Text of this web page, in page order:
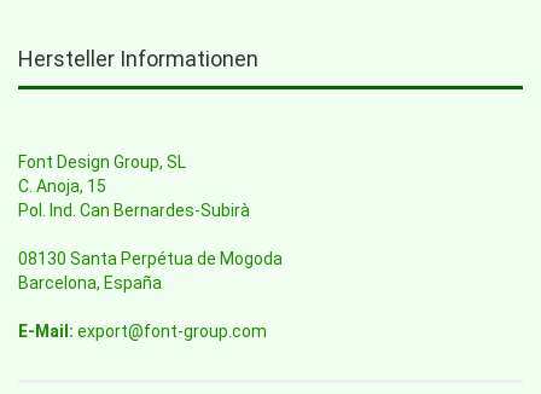
Hersteller Informationen
Font Design Group, SL
C. Anoja, 15
Pol. Ind. Can Bernardes-Subirà
08130 Santa Perpétua de Mogoda
Barcelona, España
E-Mail: export@font-group.com